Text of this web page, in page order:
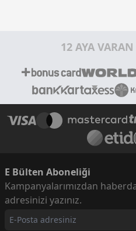
12 AYA
E Bülten Aboneliği
Kampanyalarımızdan
adresinizi yazınız.